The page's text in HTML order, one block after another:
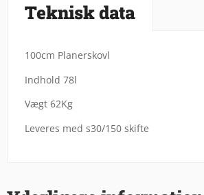
Teknisk data
100cm Planerskovl
Indhold 78l
Vægt 62Kg
Leveres med s30/150 skifte